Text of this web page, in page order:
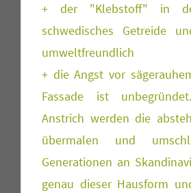
+ der "Klebstoff" in
schwedisches Getreide
umweltfreundlich
+ die Angst vor
Fassade ist
Anstrich werden die
übermalen und
Generationen an
genau dieser Hausform